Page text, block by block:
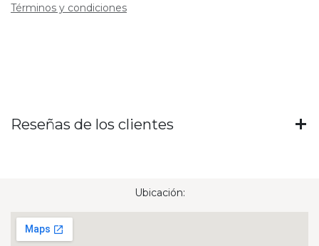
Términos y condiciones
Reseñas de los clientes
Ubicación: